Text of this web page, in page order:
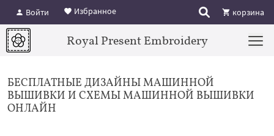
Войти Избранное корзина
Royal Present Embroidery
БЕСПЛАТНЫЕ ДИЗАЙНЫ МАШИННОЙ
ВЫШИВКИ И СХЕМЫ МАШИННОЙ ВЫШИВКИ
ОНЛАЙН